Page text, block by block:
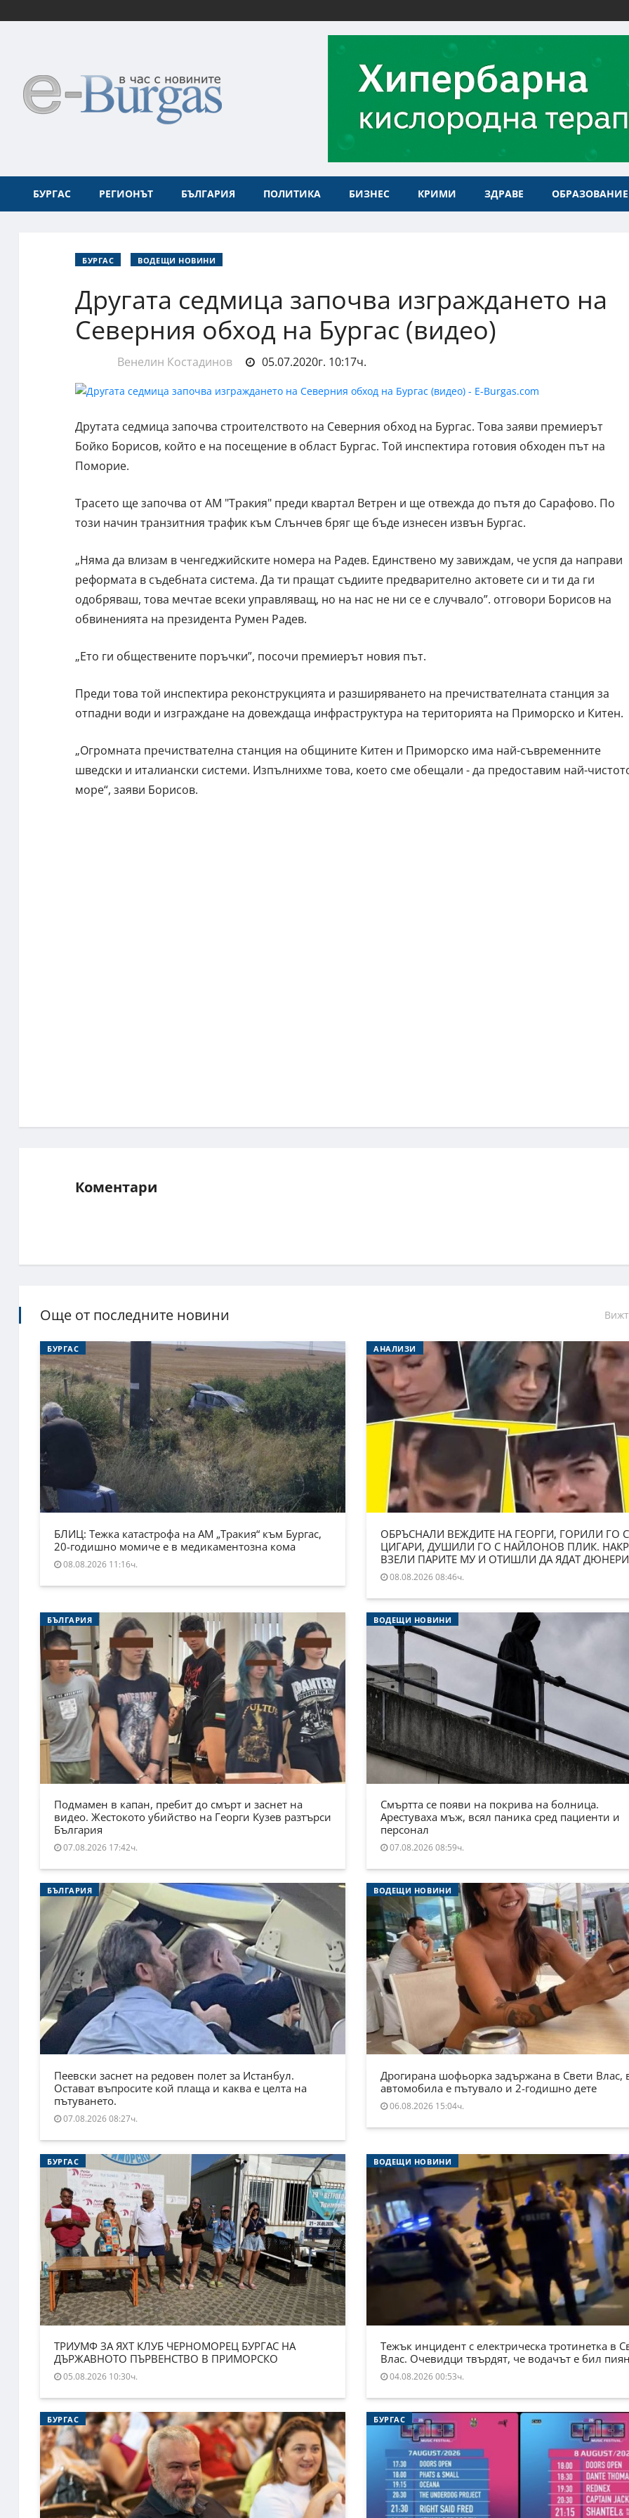
БУРГАС РЕГИОНЪТ БЪЛГАРИЯ ПОЛИТИКА БИЗНЕС КРИМИ ЗДРАВЕ ОБРАЗОВАНИЕ
БУРГАС ВОДЕЩИ НОВИНИ
Другата седмица започва изграждането на
Северния обход на Бургас (видео)
Венелин Костадинов 05.07.2020г. 10:17ч.
Друтата седмица започва строителството на Северния обход на Бургас. Това заяви премиерът
Бойко Борисов, който е на посещение в област Бургас. Той инспектира готовия обходен път на
Поморие.
Трасето ще започва от АМ "Тракия" преди квартал Ветрен и ще отвежда до пътя до Сарафово. По
този начин транзитния трафик към Слънчев бряг ще бъде изнесен извън Бургас.
„Няма да влизам в ченгеджийските номера на Радев. Единствено му завиждам, че успя да направи
реформата в съдебната система. Да ти пращат съдиите предварително актовете си и ти да ги
одобряваш, това мечтае всеки управляващ, но на нас не ни се е случвало”. отговори Борисов на
обвиненията на президента Румен Радев.
„Ето ги обществените поръчки”, посочи премиерът новия път.
Преди това той инспектира реконструкцията и разширяването на пречиствателната станция за
отпадни води и изграждане на довеждаща инфраструктура на територията на Приморско и Китен.
„Огромната пречиствателна станция на общините Китен и Приморско има най-съвременните
шведски и италиански системи. Изпълнихме това, което сме обещали - да предоставим най-
море“, заяви Борисов.
Коментари
Още от последните новини
БУРГАС
БЛИЦ: Тежка катастрофа на АМ „Тракия“ към Бургас,
20-годишно момиче е в медикаментозна кома
08.08.2026 11:16ч.
АНАЛИЗИ
ОБРЪСНАЛИ ВЕЖДИТЕ НА ГЕОРГИ, ГОРИЛИ ГО С
ЦИГАРИ, ДУШИЛИ ГО С НАЙЛОНОВ ПЛИК.
ВЗЕЛИ ПАРИТЕ МУ И ОТИШЛИ ДА ЯДАТ ДЮНЕРИ
08.08.2026 08:46ч.
БЪЛГАРИЯ
Подмамен в капан, пребит до смърт и заснет на
видео. Жестокото убийство на Георги Кузев разтърси
България
07.08.2026 17:42ч.
ВОДЕЩИ НОВИНИ
Смъртта се появи на покрива на болница.
Арестуваха мъж, всял паника сред пациенти и
персонал
07.08.2026 08:59ч.
БЪЛГАРИЯ
Пеевски заснет на редовен полет за Истанбул.
Остават въпросите кой плаща и каква е целта на
пътуването.
07.08.2026 08:27ч.
ВОДЕЩИ НОВИНИ
Дрогирана шофьорка задържана в Свети Влас,
автомобила е пътувало и 2-годишно дете
06.08.2026 15:04ч.
БУРГАС
ТРИУМФ ЗА ЯХТ КЛУБ ЧЕРНОМОРЕЦ БУРГАС НА
ДЪРЖАВНОТО ПЪРВЕНСТВО В ПРИМОРСКО
05.08.2026 10:30ч.
ВОДЕЩИ НОВИНИ
Тежък инцидент с електрическа тротинетка в
Влас. Очевидци твърдят, че водачът е бил
04.08.2026 00:53ч.
БУРГАС БУРГАС